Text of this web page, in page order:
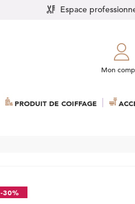
Espace
Mon
PRODUIT DE COIFFAGE
-30%